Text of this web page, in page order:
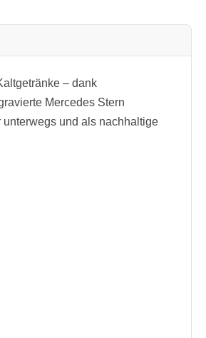
– dank
Mercedes Stern
und als nachhaltige